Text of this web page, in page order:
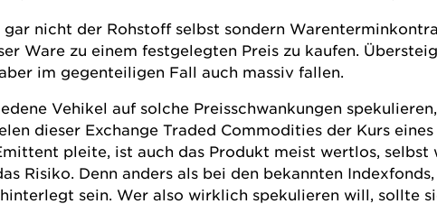
nicht der Rohstoff selbst sondern
Ware zu einem festgelegten Preis zu kaufen.
im gegenteiligen Fall auch massiv fallen.
Vehikel auf solche Preisschwankungen
dieser Exchange Traded Commodities der Kurs
pleite, ist auch das Produkt meist wertlos,
Risiko. Denn anders als bei den bekannten
sein. Wer also wirklich spekulieren will, sollte